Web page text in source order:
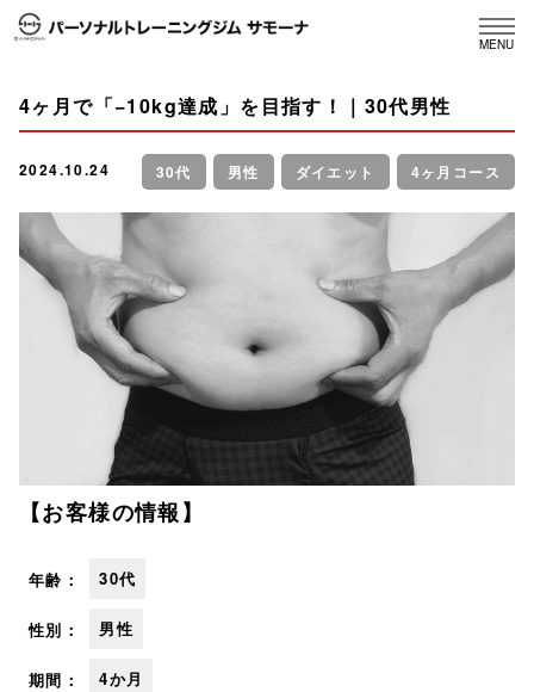
MENU
4ヶ月で「−10kg達成」を目指す！｜30代男性
2024.10.24 30代 男性 ダイエット 4ヶ月コース
【お客様の情報】
年齢： 30代
性別： 男性
期間： 4か月